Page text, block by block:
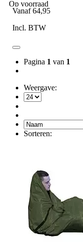
Op voorraad
Vanaf 64,95
Incl. BTW
Pagina 1 van 1
Weergave:
Sorteren: